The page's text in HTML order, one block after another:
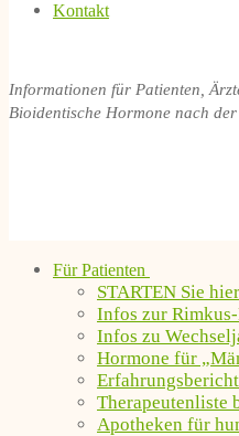
Kontakt
Informationen für Patienten,
Bioidentische Hormone nach
Für Patienten
STARTEN Sie hier
Infos zur
Infos zu
Hormone für
Therapeutenliste
Apotheken für